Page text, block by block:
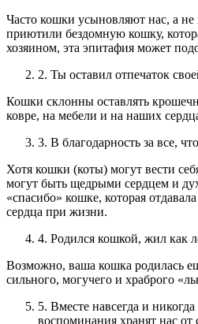
Часто кошки усыновляют нас, а
приютили бездомную кошку,
хозяином, эта эпитафия может
2. Ты оставил отпечаток
Кошки склонны оставлять
ковре, на мебели и на наших
3. В благодарность за все,
Хотя кошки (коты) могут вести
могут быть щедрыми сердцем и
«спасибо» кошке, которая
сердца при жизни.
4. Родился кошкой, жил как
Возможно, ваша кошка родилась
сильного, могучего и храброго
5. Вместе навсегда и никогда
воспоминания хранят нас от